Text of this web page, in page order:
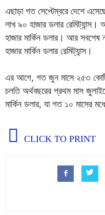
এছাড়া গত সেপ্টেম্বরে দেশে
লাখ ৯০ হাজার ডলার
হাজার মার্কিন ডলার। আর
হাজার মার্কিন ডলার রেমিট্যান্স।
এর আগে, গত জুন মাসে ২৫৩ কোটি
চলতি অর্থবছরের প্রথম মাস
মার্কিন ডলার, যা গত ১০ মাসের
CLICK TO PRINT